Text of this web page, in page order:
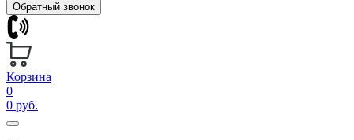
Обратный звонок
Корзина
0
0 руб.